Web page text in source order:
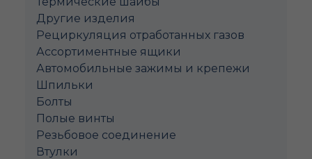
Другие изделия
Рециркуляция отработанных газов
Ассортиментные ящики
Автомобильные зажимы и крепежи
Шпильки
Болты
Полые винты
Pезьбовое соединение
Втулки